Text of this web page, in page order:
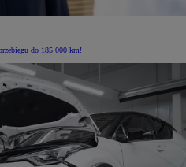
do 185 000 km!